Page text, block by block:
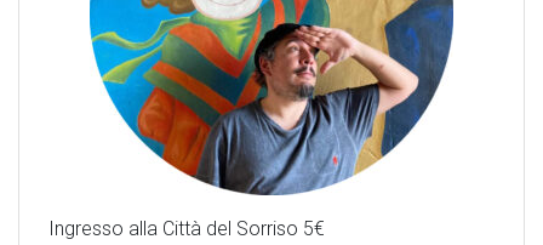
Ingresso alla Città del Sorriso 5€